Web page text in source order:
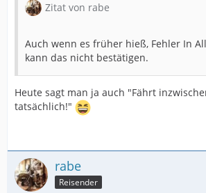
Zitat von rabe
Auch wenn es früher hieß, Fehler In
kann das nicht bestätigen.
Heute sagt man ja auch "Fährt
tatsächlich!"
rabe
Reisender